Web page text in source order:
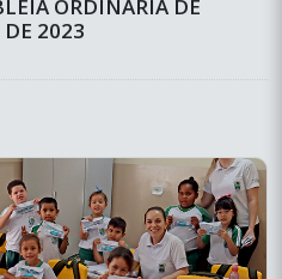
ORDINÁRIA DE
DE 2023